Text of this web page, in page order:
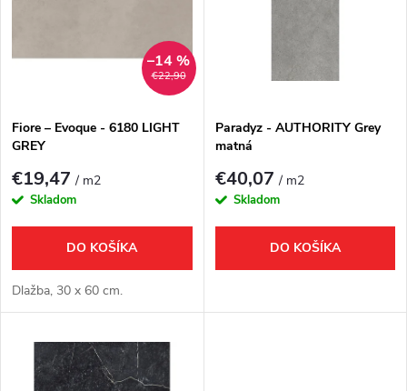
n
e
p
r
o
d
i
s
p
r
d
€22,90
–14 %
Fiore – Evoque - 6180 LIGHT
GREY
€19,47/ m2
Skladom
DO KOŠÍKA
Dlažba, 30 x 60 cm.
Paradyz - AUTHORITY Grey
matná
€40,07/ m2
Skladom
DO KOŠÍKA